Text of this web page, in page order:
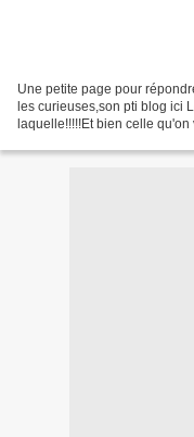
Une petite page pour
les curieuses,son pti blog ici
laquelle!!!!!Et bien celle